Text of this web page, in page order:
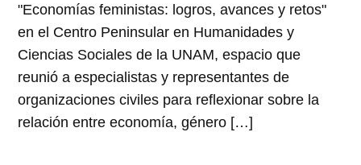
"Economías feministas: logros, avances y retos"
en el Centro Peninsular en Humanidades y
Ciencias Sociales de la UNAM, espacio que
reunió a especialistas y representantes de
organizaciones civiles para reflexionar sobre la
relación entre economía, género […]